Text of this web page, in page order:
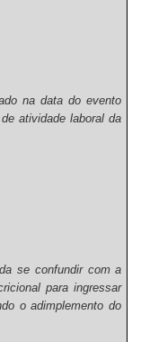
na data do evento
atividade laboral da
se confundir com a
para ingressar
o adimplemento do